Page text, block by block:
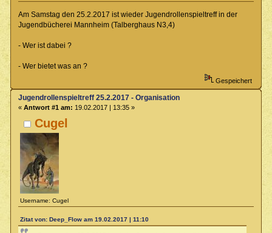
Am Samstag den 25.2.2017 ist wieder Jugendrollenspieltreff in der
Jugendbücherei Mannheim (Talberghaus N3,4)
- Wer ist dabei ?
- Wer bietet was an ?
Gespeichert
Cugel
Username: Cugel
Jugendrollenspieltreff 25.2.2017 - Organisation
« Antwort #1 am: 19.02.2017 | 13:35 »
Zitat von: Deep_Flow am 19.02.2017 | 11:10